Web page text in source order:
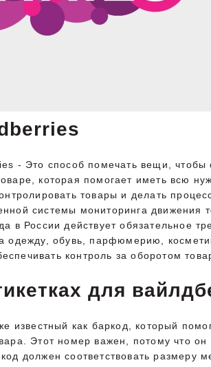
- Это способ помечать вещи,
которая помогает иметь всю
товары и делать
системы мониторинга движения
в России действует обязательное
одежду, обувь, парфюмерию,
контроль за оборотом
для
известный как баркод, который
Этот номер важен, потому что
должен соответствовать размеру